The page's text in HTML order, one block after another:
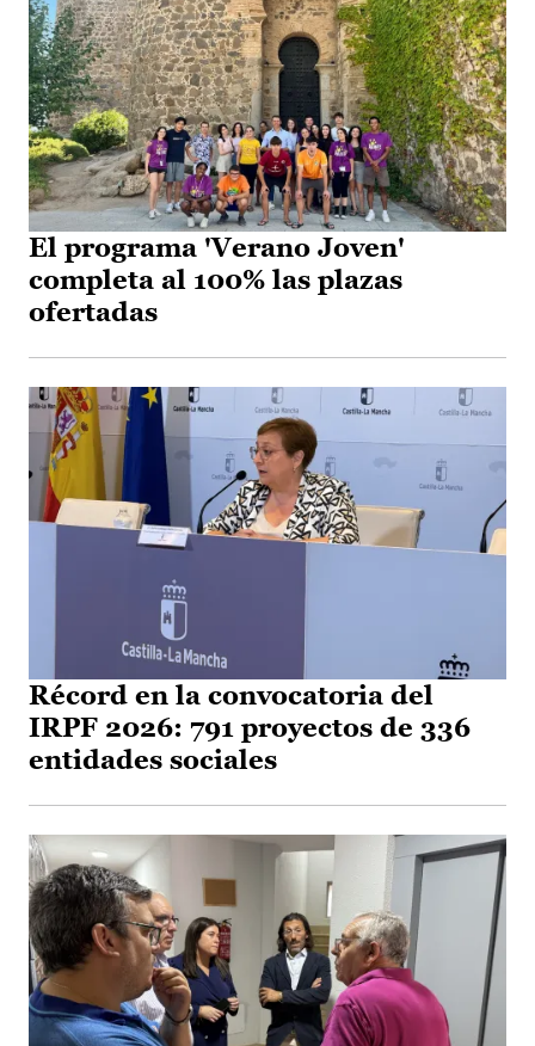
El programa 'Verano Joven'
completa al 100% las plazas
ofertadas
Récord en la convocatoria del
IRPF 2026: 791 proyectos de 336
entidades sociales